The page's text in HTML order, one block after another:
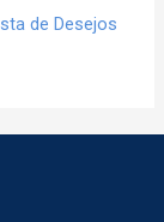
de Desejos